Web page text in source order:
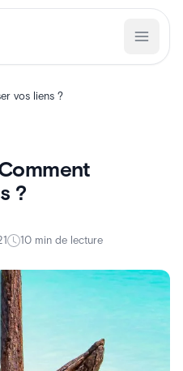
vos liens ?
?
10 min de lecture